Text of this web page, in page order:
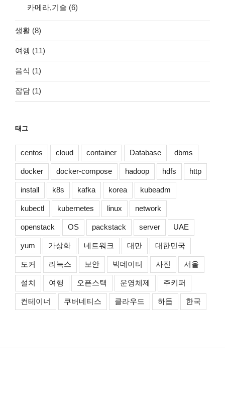
카메라,기술 (6)
생활 (8)
여행 (11)
음식 (1)
잡담 (1)
태그
centos cloud container Database dbms
docker docker-compose hadoop hdfs http
install k8s kafka korea kubeadm
kubectl kubernetes linux network
openstack OS packstack server UAE
yum 가상화 네트워크 대만 대한민국
도커 리눅스 보안 빅데이터 사진 서울
설치 여행 오픈스택 운영체제 주키퍼
컨테이너 쿠버네티스 클라우드 하둡 한국